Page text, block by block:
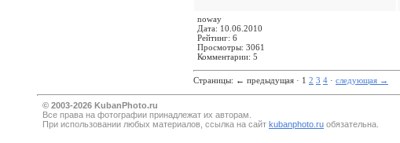
noway
Дата: 10.06.2010
Рейтинг: 6
Просмотры: 3061
Комментарии: 5
Страницы: ← предыдущая · 1 2 3 4 · следующая →
© 2003-2026 KubanPhoto.ru
Все прaва на фотографии принадлежат их авторам.
При использовании любых материалов, ссылка на сайт kubanphoto.ru обязательна.